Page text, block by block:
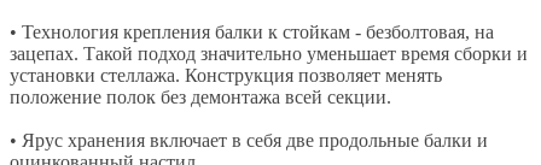
• Технология крепления балки к стойкам - безболтовая, на
зацепах. Такой подход значительно уменьшает время сборки и
установки стеллажа. Конструкция позволяет менять
положение полок без демонтажа всей секции.
• Ярус хранения включает в себя две продольные балки и